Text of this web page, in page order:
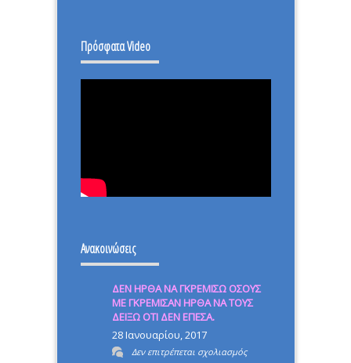
Πρόσφατα Video
Ανακοινώσεις
ΔΕΝ ΗΡΘΑ ΝΑ ΓΚΡΕΜΙΣΩ ΟΣΟΥΣ
ΜΕ ΓΚΡΕΜΙΣΑΝ ΗΡΘΑ ΝΑ ΤΟΥΣ
ΔΕΙΞΩ ΟΤΙ ΔΕΝ ΕΠΕΣΑ.
28 Ιανουαρίου, 2017
Δεν επιτρέπεται σχολιασμόςστο